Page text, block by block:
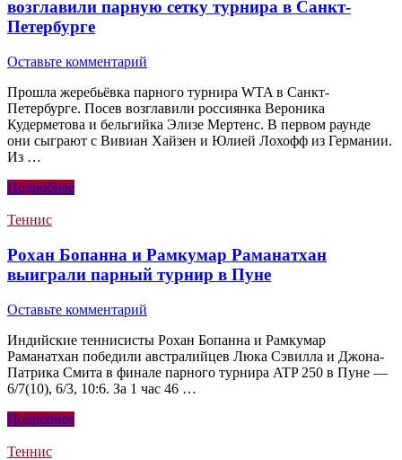
возглавили парную сетку турнира в Санкт-
Петербурге
Оставьте комментарий
Прошла жеребьёвка парного турнира WTA в Санкт-
Петербурге. Посев возглавили россиянка Вероника
Кудерметова и бельгийка Элизе Мертенс. В первом раунде
они сыграют с Вивиан Хайзен и Юлией Лохофф из Германии.
Из …
Подробнее
Теннис
Рохан Бопанна и Рамкумар Раманатхан
выиграли парный турнир в Пуне
Оставьте комментарий
Индийские теннисисты Рохан Бопанна и Рамкумар
Раманатхан победили австралийцев Люка Сэвилла и Джона-
Патрика Смита в финале парного турнира ATP 250 в Пуне —
6/7(10), 6/3, 10:6. За 1 час 46 …
Подробнее
Теннис